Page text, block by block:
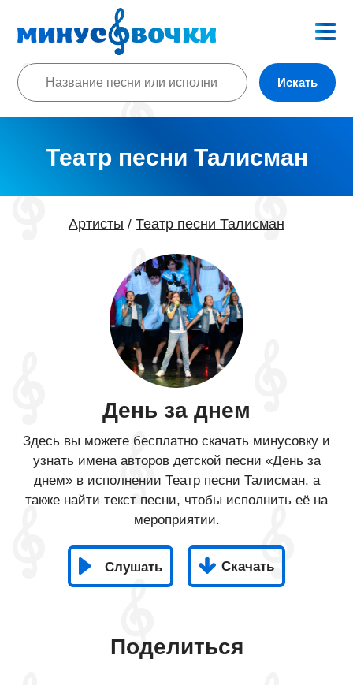
Искать
Театр песни Талисман
Артисты / Театр песни Талисман
День за днем
Здесь вы можете бесплатно скачать минусовку и
узнать имена авторов детской песни «День за
днем» в исполнении Театр песни Талисман, а
также найти текст песни, чтобы исполнить её на
мероприятии.
Слушать Скачать
Поделиться